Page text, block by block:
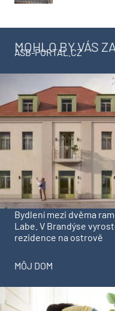
MOHLO BY VÁS
ASB-PORTAL.CZ
Bydlení mezi dvěma
Labe. V Brandýse
rezidence na ostrově
MÔJ DOM